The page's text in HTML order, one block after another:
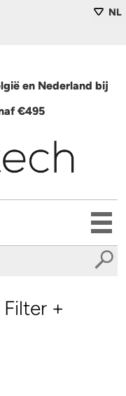
NL
en Nederland bij
€495
+